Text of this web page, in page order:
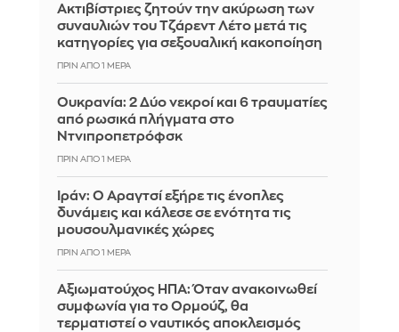
Ακτιβίστριες ζητούν την ακύρωση των
συναυλιών του Τζάρεντ Λέτο μετά τις
κατηγορίες για σεξουαλική κακοποίηση
ΠΡΙΝ ΑΠΌ 1 ΜΈΡΑ
Ουκρανία: 2 Δύο νεκροί και 6 τραυματίες
από ρωσικά πλήγματα στο
Ντνιπροπετρόφσκ
ΠΡΙΝ ΑΠΌ 1 ΜΈΡΑ
Ιράν: Ο Αραγτσί εξήρε τις ένοπλες
δυνάμεις και κάλεσε σε ενότητα τις
μουσουλμανικές χώρες
ΠΡΙΝ ΑΠΌ 1 ΜΈΡΑ
Αξιωματούχος ΗΠΑ: Όταν ανακοινωθεί
συμφωνία για το Ορμούζ, θα
τερματιστεί ο ναυτικός αποκλεισμός